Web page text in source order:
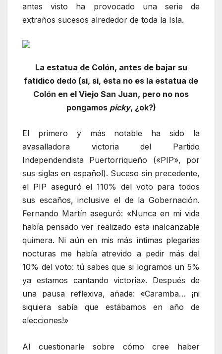
antes visto ha provocado una serie de
extraños sucesos alrededor de toda la Isla.
La estatua de Colón, antes de bajar su
fatídico dedo (sí, sí, ésta no es la estatua de
Colón en el Viejo San Juan, pero no nos
pongamos picky, ¿ok?)
El primero y más notable ha sido la
avasalladora victoria del Partido
Independendista Puertorriqueño («PIP», por
sus siglas en español). Suceso sin precedente,
el PIP aseguró el 110% del voto para todos
sus escaños, inclusive el de la Gobernación.
Fernando Martín aseguró: «Nunca en mi vida
había pensado ver realizado esta inalcanzable
quimera. Ni aún en mis más íntimas plegarias
nocturas me había atrevido a pedir más del
10% del voto: tú sabes que si logramos un 5%
ya estamos cantando victoria». Después de
una pausa reflexiva, añade: «Caramba… ¡ni
siquiera sabía que estábamos en año de
elecciones!»
Al cuestionarle sobre cómo cree haber